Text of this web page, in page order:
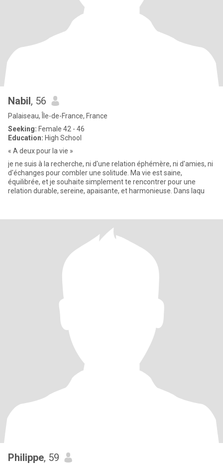
Nabil, 56
Palaiseau, Île-de-France, France
Seeking: Female 42 - 46
Education: High School
« A deux pour la vie »
je ne suis à la recherche, ni d'une relation éphémère, ni d'amies, ni
d'échanges pour combler une solitude. Ma vie est saine,
équilibrée, et je souhaite simplement te rencontrer pour une
relation durable, sereine, apaisante, et harmonieuse. Dans laqu
Philippe, 59